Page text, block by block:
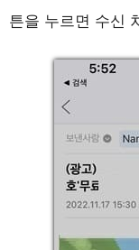
튼을 누르면 수신